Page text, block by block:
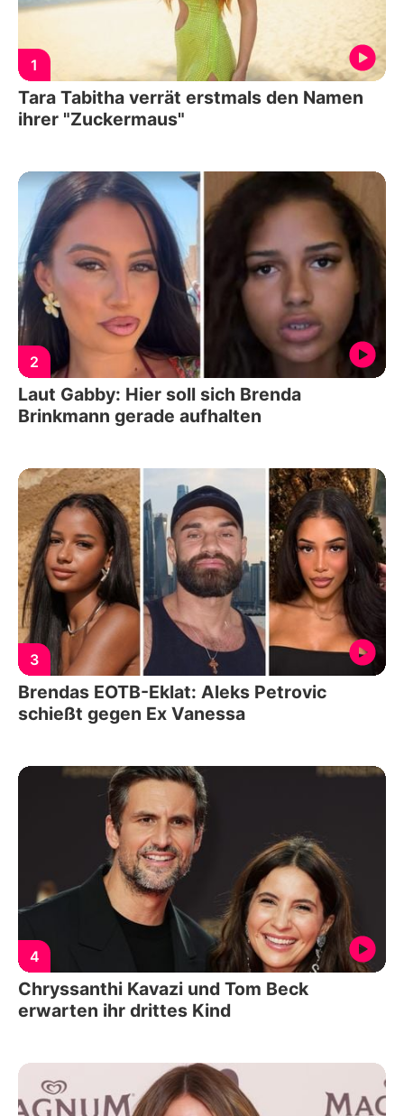
1
Tara Tabitha verrät erstmals den Namen
ihrer "Zuckermaus"
2
Laut Gabby: Hier soll sich Brenda
Brinkmann gerade aufhalten
3
Brendas EOTB-Eklat: Aleks Petrovic
schießt gegen Ex Vanessa
4
Chryssanthi Kavazi und Tom Beck
erwarten ihr drittes Kind